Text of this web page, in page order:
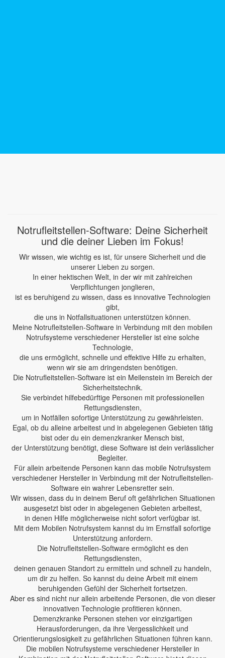
Notrufleitstellen-Software: Deine Sicherheit
und die deiner Lieben im Fokus!
Wir wissen, wie wichtig es ist, für unsere Sicherheit und die
unserer Lieben zu sorgen.
In einer hektischen Welt, in der wir mit zahlreichen
Verpflichtungen jonglieren,
ist es beruhigend zu wissen, dass es innovative Technologien
gibt,
die uns in Notfallsituationen unterstützen können.
Meine Notrufleitstellen-Software in Verbindung mit den mobilen
Notrufsysteme verschiedener Hersteller ist eine solche
Technologie,
die uns ermöglicht, schnelle und effektive Hilfe zu erhalten,
wenn wir sie am dringendsten benötigen.
Die Notrufleitstellen-Software ist ein Meilenstein im Bereich der
Sicherheitstechnik.
Sie verbindet hilfebedürftige Personen mit professionellen
Rettungsdiensten,
um in Notfällen sofortige Unterstützung zu gewährleisten.
Egal, ob du alleine arbeitest und in abgelegenen Gebieten tätig
bist oder du ein demenzkranker Mensch bist,
der Unterstützung benötigt, diese Software ist dein verlässlicher
Begleiter.
Für allein arbeitende Personen kann das mobile Notrufsystem
verschiedener Hersteller in Verbindung mit der Notrufleitstellen-
Software ein wahrer Lebensretter sein.
Wir wissen, dass du in deinem Beruf oft gefährlichen Situationen
ausgesetzt bist oder in abgelegenen Gebieten arbeitest,
in denen Hilfe möglicherweise nicht sofort verfügbar ist.
Mit dem Mobilen Notrufsystem kannst du im Ernstfall sofortige
Unterstützung anfordern.
Die Notrufleitstellen-Software ermöglicht es den
Rettungsdiensten,
deinen genauen Standort zu ermitteln und schnell zu handeln,
um dir zu helfen. So kannst du deine Arbeit mit einem
beruhigenden Gefühl der Sicherheit fortsetzen.
Aber es sind nicht nur allein arbeitende Personen, die von dieser
innovativen Technologie profitieren können.
Demenzkranke Personen stehen vor einzigartigen
Herausforderungen, da ihre Vergesslichkeit und
Orientierungslosigkeit zu gefährlichen Situationen führen kann.
Die mobilen Notrufsysteme verschiedener Hersteller in